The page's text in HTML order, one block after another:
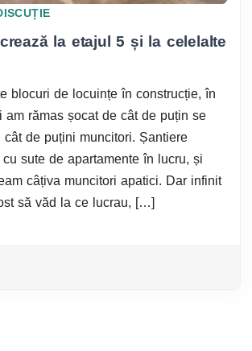
la etajul 5 și la celelalte
blocuri de locuințe în construcție, în
am rămas șocat de cât de puțin se
cât de puțini muncitori. Șantiere
sute de apartamente în lucru, și
câțiva muncitori apatici. Dar infinit
să văd la ce lucrau, […]